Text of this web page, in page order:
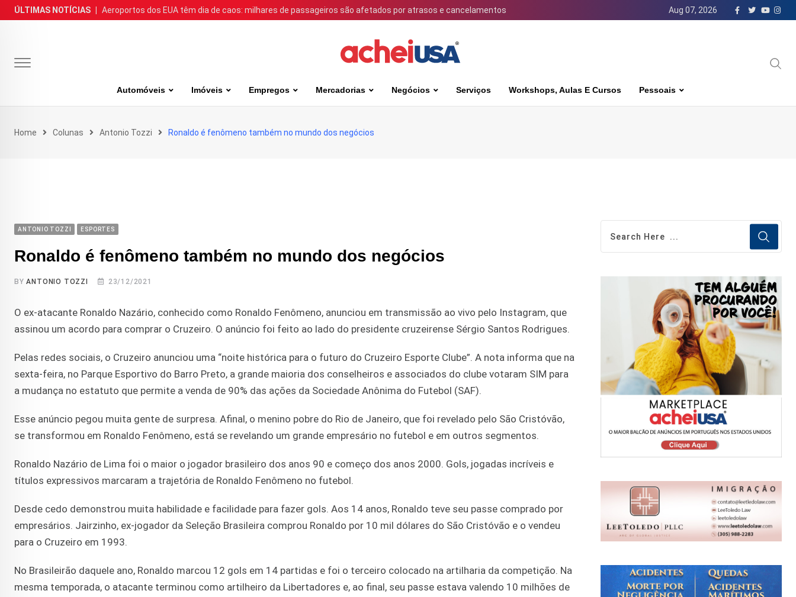
Skip
to
ÚLTIMAS NOTÍCIAS Aeroportos dos EUA têm dia de caos: milhares de passageiros são afetados por atrasos e cancelamentos Aug 07, 2026
Automóveis Imóveis Empregos Mercadorias Negócios Serviços Workshops, Aulas E Cursos Pessoais
Home Colunas Antonio Tozzi Ronaldo é fenômeno também no mundo dos negócios
ANTONIO TOZZI ESPORTES
Ronaldo é fenômeno também no mundo dos negócios
BYANTONIO TOZZI 23/12/2021
O ex-atacante Ronaldo Nazário, conhecido como Ronaldo Fenômeno, anunciou em transmissão ao vivo pelo Instagram, que
assinou um acordo para comprar o Cruzeiro. O anúncio foi feito ao lado do presidente cruzeirense Sérgio Santos Rodrigues.
Pelas redes sociais, o Cruzeiro anunciou uma “noite histórica para o futuro do Cruzeiro Esporte Clube”. A nota informa que na
sexta-feira, no Parque Esportivo do Barro Preto, a grande maioria dos conselheiros e associados do clube votaram SIM para
a mudança no estatuto que permite a venda de 90% das ações da Sociedade Anônima do Futebol (SAF).
Esse anúncio pegou muita gente de surpresa. Afinal, o menino pobre do Rio de Janeiro, que foi revelado pelo São Cristóvão,
se transformou em Ronaldo Fenômeno, está se revelando um grande empresário no futebol e em outros segmentos.
Ronaldo Nazário de Lima foi o maior o jogador brasileiro dos anos 90 e começo dos anos 2000. Gols, jogadas incríveis e
títulos expressivos marcaram a trajetória de Ronaldo Fenômeno no futebol.
Desde cedo demonstrou muita habilidade e facilidade para fazer gols. Aos 14 anos, Ronaldo teve seu passe comprado por
empresários. Jairzinho, ex-jogador da Seleção Brasileira comprou Ronaldo por 10 mil dólares do São Cristóvão e o vendeu
para o Cruzeiro em 1993.
No Brasileirão daquele ano, Ronaldo marcou 12 gols em 14 partidas e foi o terceiro colocado na artilharia da competição. Na
mesma temporada, o atacante terminou como artilheiro da Libertadores e, ao final, seu passe estava valendo 10 milhões de